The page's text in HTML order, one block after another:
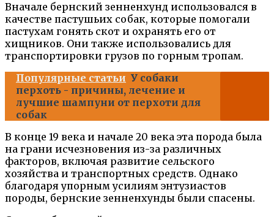
Вначале бернский зенненхунд использовался в
качестве пастушьих собак, которые помогали
пастухам гонять скот и охранять его от
хищников. Они также использовались для
транспортировки грузов по горным тропам.
Популярные статьи У собаки
перхоть - причины, лечение и
лучшие шампуни от перхоти для
собак
В конце 19 века и начале 20 века эта порода была
на грани исчезновения из-за различных
факторов, включая развитие сельского
хозяйства и транспортных средств. Однако
благодаря упорным усилиям энтузиастов
породы, бернские зенненхунды были спасены.